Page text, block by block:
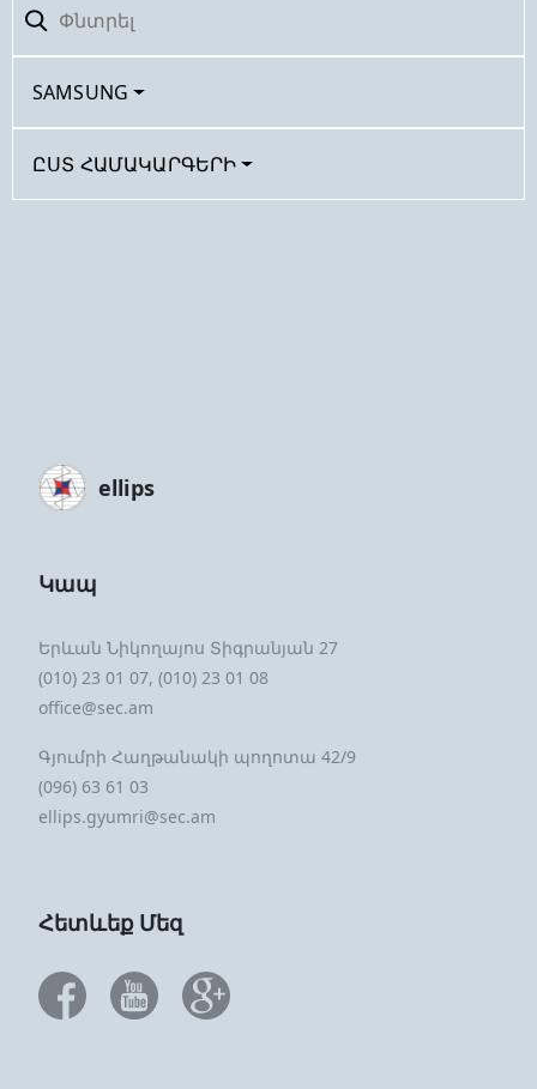
SAMSUNG
ԸՍՏ ՀԱՄԱԿԱՐԳԵՐԻ
ellips
Կապ
Երևան Նիկողայոս Տիգրանյան 27
(010) 23 01 07, (010) 23 01 08
office@sec.am
Գյումրի Հաղթանակի պողոտա 42/9
(096) 63 61 03
ellips.gyumri@sec.am
Հետևեք Մեզ